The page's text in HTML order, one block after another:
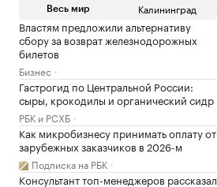
Весь мир Калининград
Властям предложили альтернативу
сбору за возврат железнодорожных
билетов
Бизнес
Гастрогид по Центральной России:
сыры, крокодилы и органический сидр
РБК и РСХБ
Как микробизнесу принимать оплату от
зарубежных заказчиков в 2026-м
Подписка на РБК
Консультант топ-менеджеров рассказал